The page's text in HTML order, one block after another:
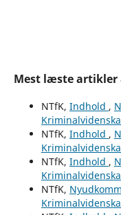
Mest læste artikler
NTfK, Indhold ,
NTfK, Indhold ,
NTfK, Indhold ,
NTfK,